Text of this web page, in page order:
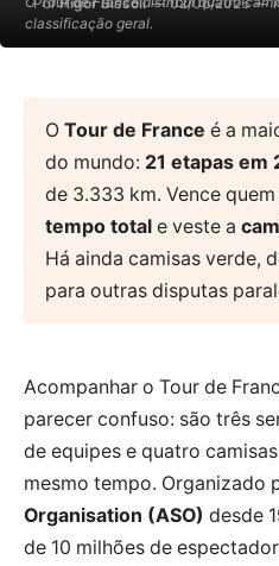
classificação geral.
O Tour de France é a
do mundo: 21 etapas em
de 3.333 km. Vence
tempo totale veste a
Há ainda camisas verde,
para outras disputas
Acompanhar o Tour de
parecer confuso: são três
de equipes e quatro
mesmo tempo. Organizado
Organisation (ASO) desde
de 10 milhões de